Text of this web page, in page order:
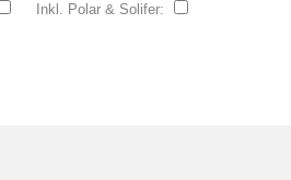
Inkl. Polar & Solifer: